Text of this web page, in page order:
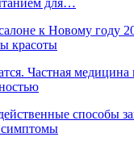
к Новому году
красоты
Частная медицина
способы